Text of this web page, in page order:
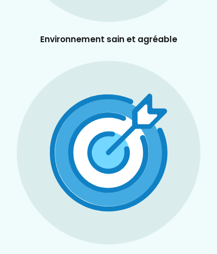
Environnement sain et agréable